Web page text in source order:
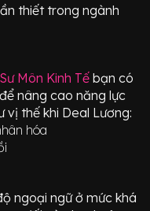
thiết trong ngành
Môn Kinh Tế bạn có
nâng cao năng lực
vị thế khi Deal Lương:
hóa
ngoại ngữ ở mứckhá